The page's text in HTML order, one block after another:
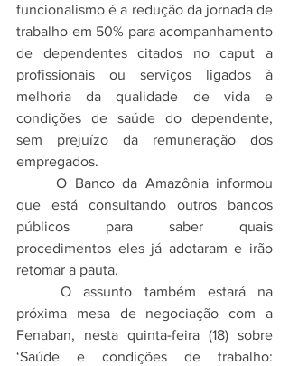
funcionalismo é a redução da jornada de
trabalho em 50% para acompanhamento
de dependentes citados no caput a
profissionais ou serviços ligados à
melhoria da qualidade de vida e
condições de saúde do dependente,
sem prejuízo da remuneração dos
empregados.
	O Banco da Amazônia informou
que está consultando outros bancos
públicos para saber quais
procedimentos eles já adotaram e irão
retomar a pauta.
	O assunto também estará na
próxima mesa de negociação com a
Fenaban, nesta quinta-feira (18) sobre
‘Saúde e condições de trabalho: